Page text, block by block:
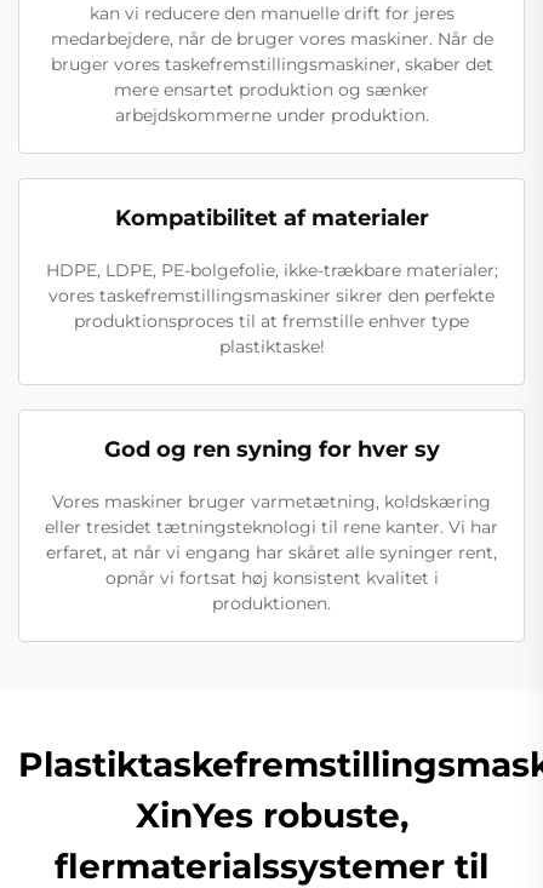
kan vi reducere den manuelle drift for jeres
medarbejdere, når de bruger vores maskiner. Når de
bruger vores taskefremstillingsmaskiner, skaber det
mere ensartet produktion og sænker
arbejdskommerne under produktion.
Kompatibilitet af materialer
HDPE, LDPE, PE-bolgefolie, ikke-trækbare materialer;
vores taskefremstillingsmaskiner sikrer den perfekte
produktionsproces til at fremstille enhver type
plastiktaske!
God og ren syning for hver sy
Vores maskiner bruger varmetætning, koldskæring
eller tresidet tætningsteknologi til rene kanter. Vi har
erfaret, at når vi engang har skåret alle syninger rent,
opnår vi fortsat høj konsistent kvalitet i
produktionen.
XinYes robuste,
flermaterialssystemer til